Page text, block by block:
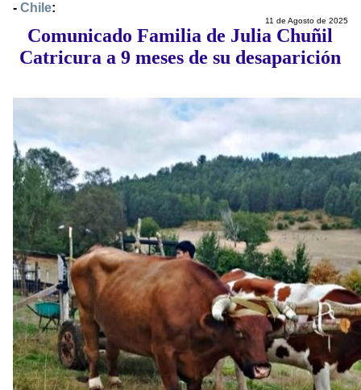
- Chile:
11 de Agosto de 2025
Comunicado Familia de Julia Chuñil
Catricura a 9 meses de su desaparición